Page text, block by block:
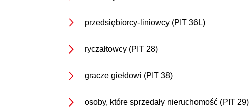
przedsiębiorcy-liniowcy (PIT 36L)
ryczałtowcy (PIT 28)
gracze giełdowi (PIT 38)
osoby, które sprzedały nieruchomość (PIT 29)